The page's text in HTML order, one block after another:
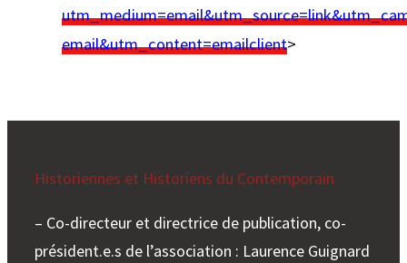
email&utm_content=emailclient>
Historiennes et Historiens du Contemporain
– Co-directeur et directrice de publication, co-
président.e.s de l’association : Laurence Guignard